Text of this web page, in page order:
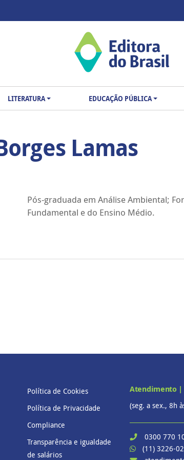
LITERATURA EDUCAÇÃO PÚBLICA
Lamas
Pós-graduada em Análise Ambiental;
Fundamental e do Ensino Médio.
Política de Cookies
Política de Privacidade
Compliance
Transparência e igualdade
de salários
Atendimento |
(seg. a sex., 8h
0300 770
(11) 3226-